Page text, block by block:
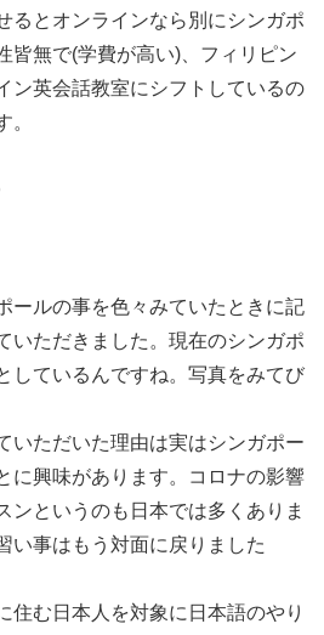
るとオンラインなら別にシンガポ
皆無で(学費が高い)、フィリピン
ン英会話教室にシフトしているの
。
ールの事を色々みていたときに記
いただきました。現在のシンガポ
しているんですね。写真をみてび
いただいた理由は実はシンガポー
に興味があります。コロナの影響
ンというのも日本では多くありま
い事はもう対面に戻りました
住む日本人を対象に日本語のやり